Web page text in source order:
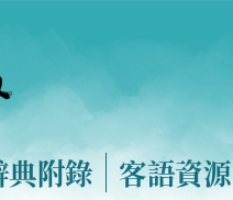
典附錄 客語資源